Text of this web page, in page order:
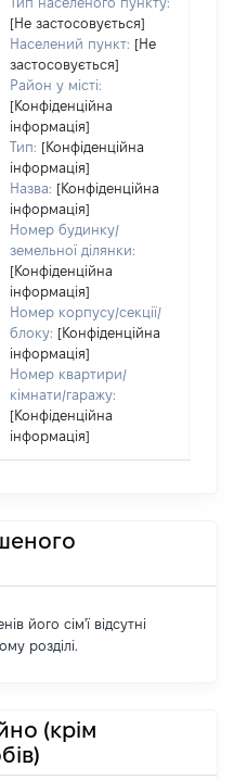
[Не застосовується]
Населений пункт: [Не
застосовується]
Район у місті:
[Конфіденційна
інформація]
Тип: [Конфіденційна
інформація]
Назва: [Конфіденційна
інформація]
Номер будинку/
земельної ділянки:
[Конфіденційна
інформація]
Номер корпусу/секції/
блоку: [Конфіденційна
інформація]
Номер квартири/
кімнати/гаражу:
[Конфіденційна
інформація]
його сім'ї відсутні
розділі.
(крім